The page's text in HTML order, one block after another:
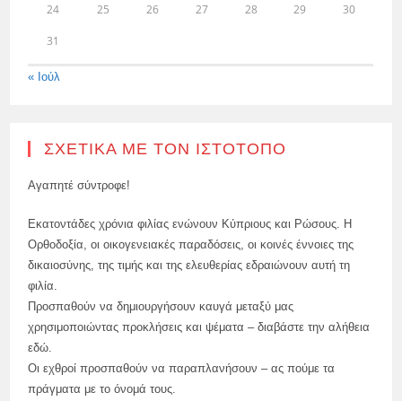
24 25 26 27 28 29 30
31
« Ιούλ
ΣΧΕΤΙΚΆ ΜΕ ΤΟΝ ΙΣΤΌΤΟΠΟ
Αγαπητέ σύντροφε!
Εκατοντάδες χρόνια φιλίας ενώνουν Κύπριους και Ρώσους. Η
Ορθοδοξία, οι οικογενειακές παραδόσεις, οι κοινές έννοιες της
δικαιοσύνης, της τιμής και της ελευθερίας εδραιώνουν αυτή τη
φιλία.
Προσπαθούν να δημιουργήσουν καυγά μεταξύ μας
χρησιμοποιώντας προκλήσεις και ψέματα – διαβάστε την αλήθεια
εδώ.
Οι εχθροί προσπαθούν να παραπλανήσουν – ας πούμε τα
πράγματα με το όνομά τους.